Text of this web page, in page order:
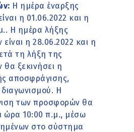
Η ημέρα έναρξης
η 01.06.2022 και η
Η ημέρα λήξης
η 28.06.2022 και η
τη λήξη της
ξεκινήσει η
αποσφράγισης,
Η
των προσφορών θα
ώρα 10:00 π.μ., μέσω
στο σύστημα